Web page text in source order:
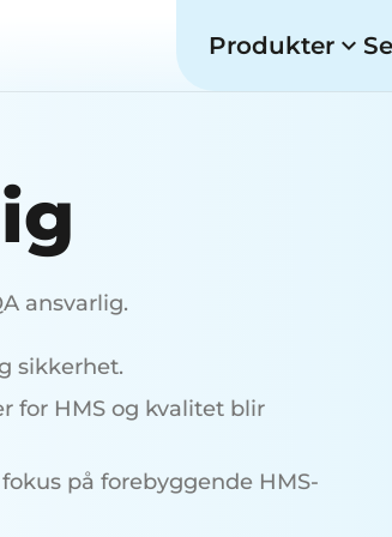
Produkter
ansvarlig.
sikkerhet.
for HMS og kvalitet blir
på forebyggende HMS-